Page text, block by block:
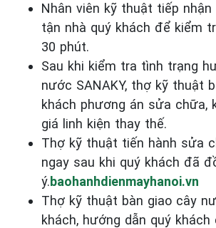
Nhân viên kỹ thuật tiếp
tận nhà quý khách để kiểm
30 phút.
Sau khi kiểm tra tình trạng
nước SANAKY, thợ kỹ thuật
khách phương án sửa chữa,
giá linh kiện thay thế.
Thợ kỹ thuật tiến hành sửa
ngay sau khi quý khách đã
ý.baohanhdienmayhanoi.vn
Thợ kỹ thuật bàn giao cây
khách, hướng dẫn quý